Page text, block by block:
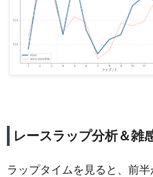
レースラップ分析＆雑
ラップタイムを見ると、前